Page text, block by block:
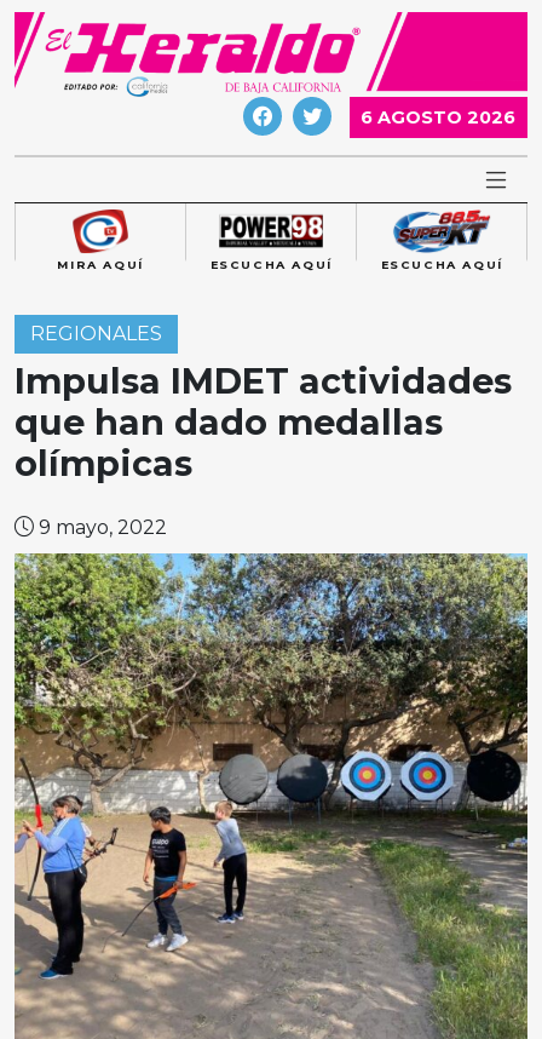
Skip
content
6 AGOSTO 2026
MIRA AQUÍ ESCUCHA AQUÍ ESCUCHA AQUÍ
REGIONALES
Impulsa IMDET actividades
que han dado medallas
olímpicas
9 mayo, 2022